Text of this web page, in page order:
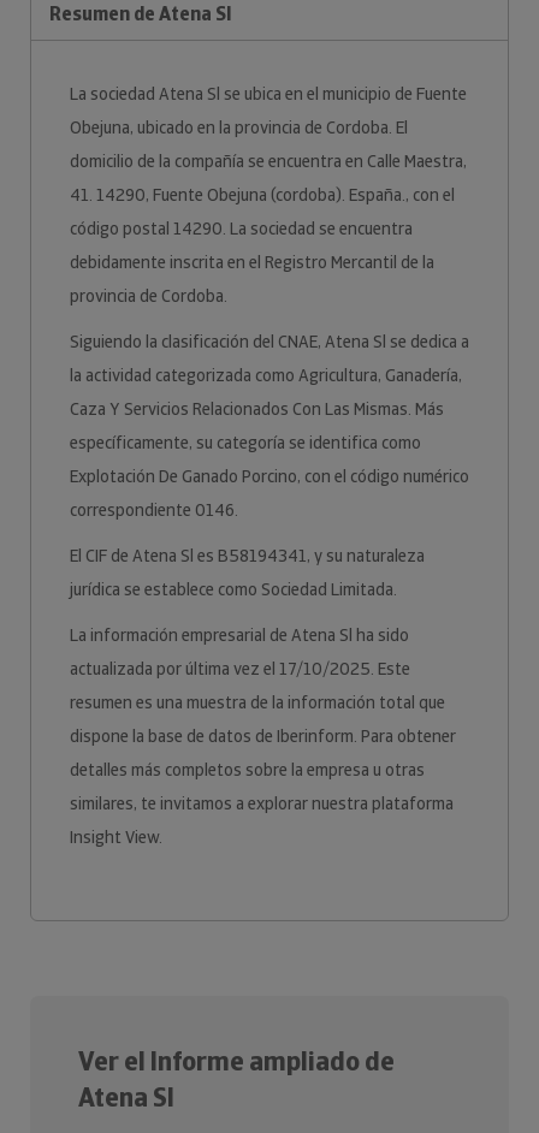
Resumen de Atena Sl
La sociedad Atena Sl se ubica en el municipio de Fuente
Obejuna, ubicado en la provincia de Cordoba. El
domicilio de la compañía se encuentra en Calle Maestra,
41. 14290, Fuente Obejuna (cordoba). España., con el
código postal 14290. La sociedad se encuentra
debidamente inscrita en el Registro Mercantil de la
provincia de Cordoba.
Siguiendo la clasificación del CNAE, Atena Sl se dedica a
la actividad categorizada como Agricultura, Ganadería,
Caza Y Servicios Relacionados Con Las Mismas. Más
específicamente, su categoría se identifica como
Explotación De Ganado Porcino, con el código numérico
correspondiente 0146.
El CIF de Atena Sl es B58194341, y su naturaleza
jurídica se establece como Sociedad Limitada.
La información empresarial de Atena Sl ha sido
actualizada por última vez el 17/10/2025. Este
resumen es una muestra de la información total que
dispone la base de datos de Iberinform. Para obtener
detalles más completos sobre la empresa u otras
similares, te invitamos a explorar nuestra plataforma
Insight View.
Ver el Informe ampliado de
Atena Sl